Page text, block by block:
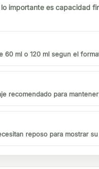
importante es capacidad
60 ml o 120 ml segun el
recomendado para
reposo para mostrar